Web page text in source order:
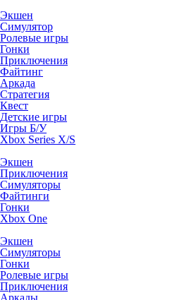
Экшен
Симулятор
Ролевые игры
Гонки
Приключения
Файтинг
Аркада
Стратегия
Квест
Детские игры
Игры Б/У
Xbox Series X/S
Экшен
Приключения
Симуляторы
Файтинги
Гонки
Xbox One
Экшен
Симуляторы
Гонки
Ролевые игры
Приключения
Аркады